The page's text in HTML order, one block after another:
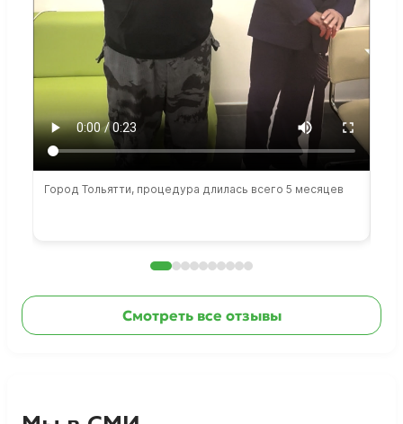
Город Тольятти, процедура длилась всего 5 месяцев
Смотреть все отзывы